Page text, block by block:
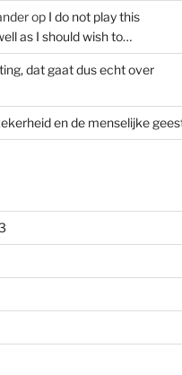
op I do not play this
as I should wish to…
dat gaat dus echt over
en de menselijke